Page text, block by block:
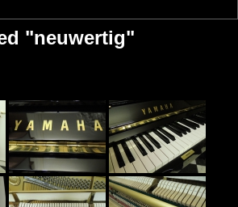
"neuwertig"